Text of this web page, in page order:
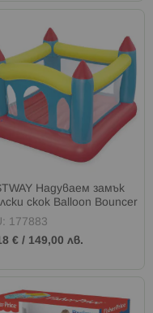
Надуваем замък
скок Balloon Bouncer
177883
€ / 149,00 лв.